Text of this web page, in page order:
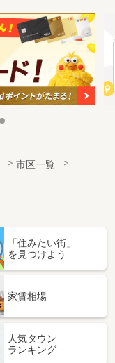
市区一覧
「住みたい街」
を見つけよう
家賃相場
人気タウン
ランキング